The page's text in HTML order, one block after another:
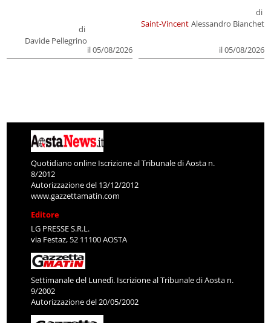
di
Davide Pellegrino
il 05/08/2026
Saint-Vincent
di
Alessandro Bianchet
il 05/08/2026
Quotidiano online Iscrizione al Tribunale di Aosta n.
8/2012
Autorizzazione del 13/12/2012
www.gazzettamatin.com
Editore
LG PRESSE S.R.L.
via Festaz, 52 11100 AOSTA
Settimanale del Lunedì. Iscrizione al Tribunale di Aosta n.
9/2002
Autorizzazione del 20/05/2002